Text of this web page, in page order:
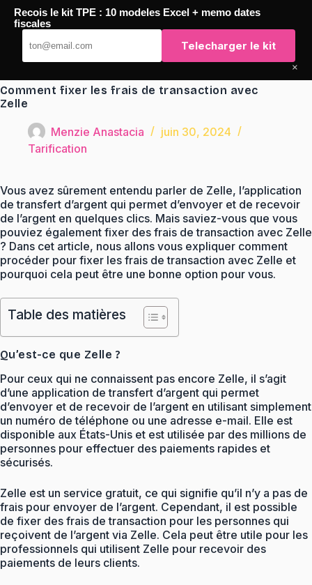
Passer
contenu
TaqTaq
Comment fixer les frais de transaction avec
Zelle
Menzie Anastacia
juin 30, 2024
Tarification
Vous avez sûrement entendu parler de Zelle, l’application
de transfert d’argent qui permet d’envoyer et de recevoir
de l’argent en quelques clics. Mais saviez-vous que vous
pouviez également fixer des frais de transaction avec Zelle
? Dans cet article, nous allons vous expliquer comment
procéder pour fixer les frais de transaction avec Zelle et
pourquoi cela peut être une bonne option pour vous.
Table des matières
Qu’est-ce que Zelle ?
Pour ceux qui ne connaissent pas encore Zelle, il s’agit
d’une application de transfert d’argent qui permet
d’envoyer et de recevoir de l’argent en utilisant simplement
un numéro de téléphone ou une adresse e-mail. Elle est
disponible aux États-Unis et est utilisée par des millions de
personnes pour effectuer des paiements rapides et
sécurisés.
Zelle est un service gratuit, ce qui signifie qu’il n’y a pas de
frais pour envoyer de l’argent. Cependant, il est possible
de fixer des frais de transaction pour les personnes qui
reçoivent de l’argent via Zelle. Cela peut être utile pour les
professionnels qui utilisent Zelle pour recevoir des
paiements de leurs clients.
Recois le kit TPE : 10 modeles Excel + memo dates
fiscales
Telecharger le kit
×